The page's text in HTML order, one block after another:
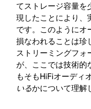
てストレージ容量を
現したことにより、
です。このようにオ
損なわれることは珍
ストリーミングフォ
が、ここでは技術的
もそもHiFiオーディ
いるかについて理解